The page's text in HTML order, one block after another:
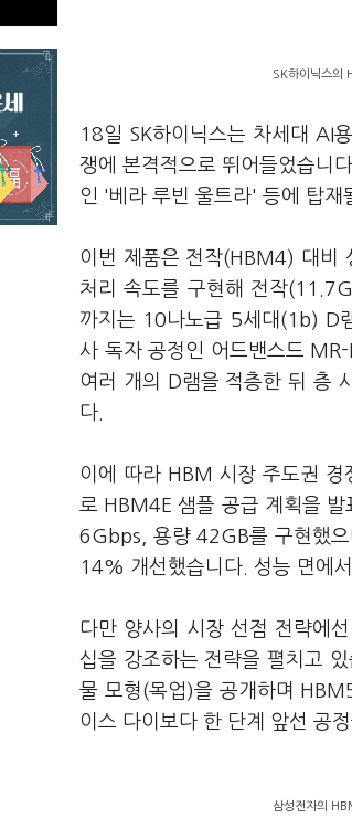
SK하이닉스의
18일 SK하이닉스는 차세대 AI
쟁에 본격적으로 뛰어들었습니
인 '베라 루빈 울트라' 등에 탑재
이번 제품은 전작(HBM4) 대비
처리 속도를 구현해 전작
까지는 10나노급 5세대(1b) D
사 독자 공정인 어드밴스드
여러 개의 D램을 적층한 뒤 층
다.
이에 따라 HBM 시장 주도권
로 HBM4E 샘플 공급 계획을
6Gbps, 용량 42GB를 구현했
14% 개선했습니다. 성능 면에
다만 양사의 시장 선점 전략에
십을 강조하는 전략을 펼치고
물 모형(목업)을 공개하며
이스 다이보다 한 단계 앞선 공
삼성전자의